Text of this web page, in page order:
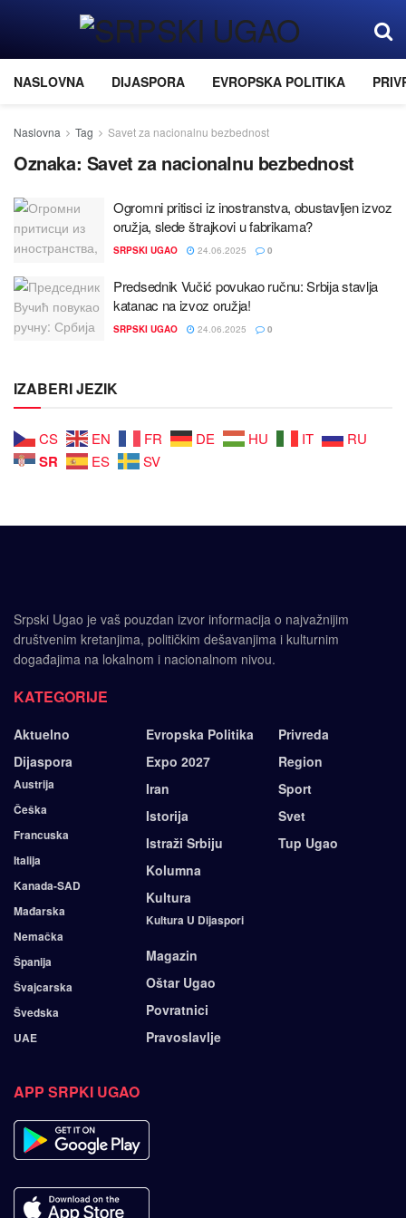
NASLOVNA DIJASPORA EVROPSKA POLITIKA
Naslovna Tag Savet za nacionalnu bezbednost
Oznaka: Savet za nacionalnu bezbednost
Ogromni pritisci iz inostranstva, obustavljen izvoz
oružјa, slede štraјkovi u fabrikama?
SRPSKI UGAO 24.06.2025 0
Predsednik Vučić povukao ručnu: Srbiјa stavlja
katanac na izvoz oružјa!
SRPSKI UGAO 24.06.2025 0
IZABERI JEZIK
CS EN FR DE HU IT RU
SR ES SV
Srpski Ugao je vaš pouzdan izvor informacija o najvažnijim
društvenim kretanjima, političkim dešavanjima i kulturnim
događajima na lokalnom i nacionalnom nivou.
KATEGORIJE
Aktuelno
Dijaspora
Austrija
Češka
Francuska
Italija
Kanada-SAD
Mađarska
Nemačka
Španija
Švajcarska
Švedska
UAE
Evropska Politika
Expo 2027
Iran
Istorija
Istraži Srbiju
Kolumna
Kultura
Kultura U Dijaspori
Magazin
Oštar Ugao
Povratnici
Pravoslavlje
Privreda
Region
Sport
Svet
Tup Ugao
APP SRPKI UGAO